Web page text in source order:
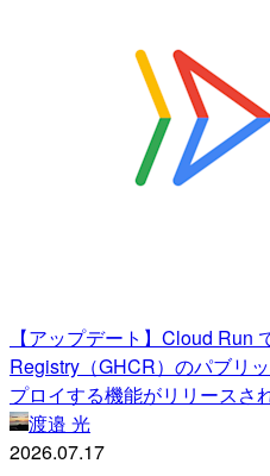
【アップデート】Cloud Run
Registry（GHCR）のパブリ
プロイする機能がリリースさ
渡邉 光
2026.07.17